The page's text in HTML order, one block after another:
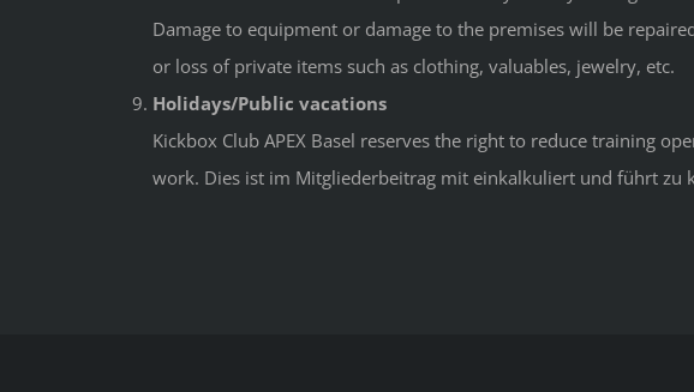
Damage to equipment or damage to the premises will be
or loss of private items such as clothing, valuables, jewelry, etc.
Holidays/Public vacations
Kickbox Club APEX Basel reserves the right to reduce training
work. Dies ist im Mitgliederbeitrag mit einkalkuliert und führt zu